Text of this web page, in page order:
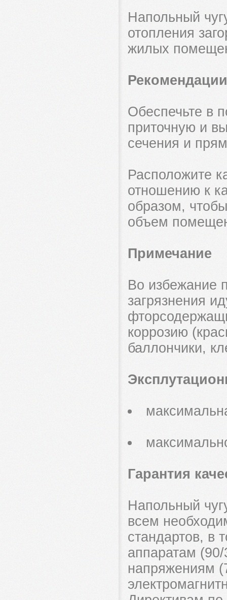
Напольный
отопления
жилых
Рекомендации
Обеспечьте в
приточную и
сечения и
Расположите
отношению к
образом,
объем
Примечание
Во избежание
загрязнения
коррозию
баллончики,
Гарантия
Напольный
всем
стандартов, в
аппаратам
напряжениям